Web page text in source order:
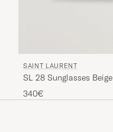
SAINT LAURENT
SL 28 Sunglasses Beige
340€